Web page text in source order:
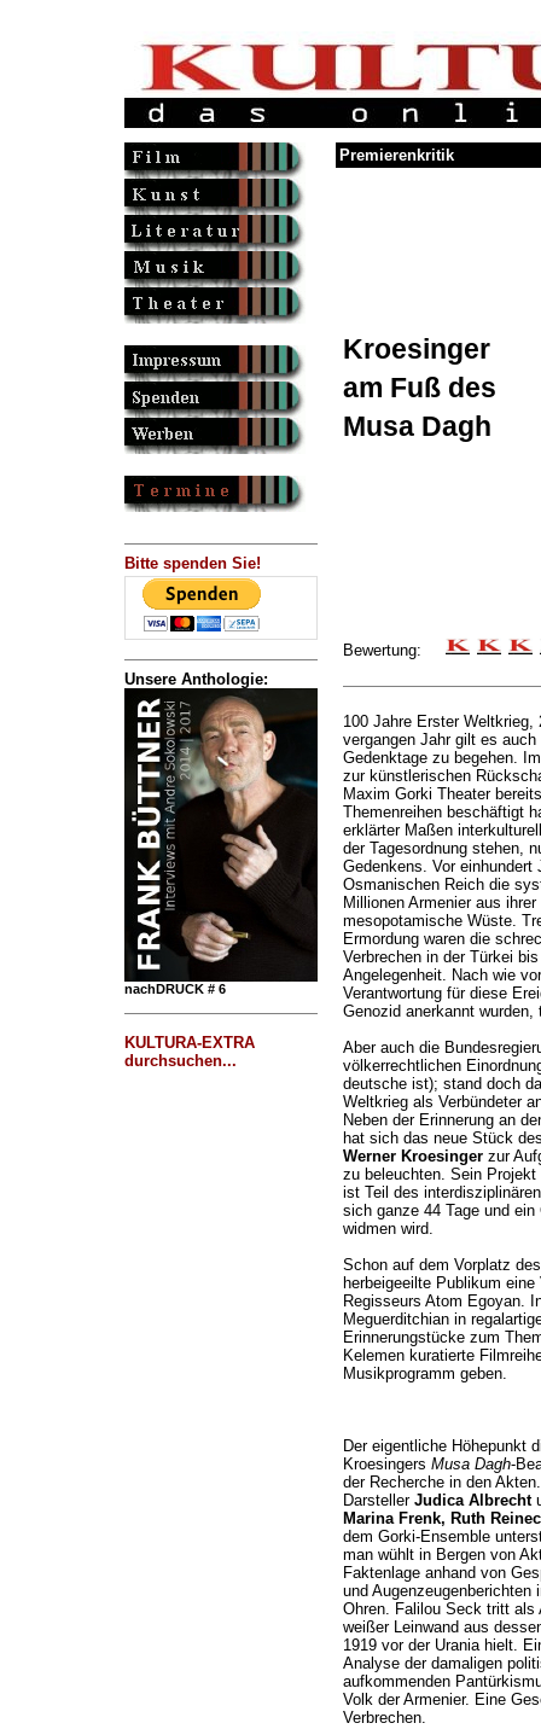
Bitte spenden Sie!
Unsere Anthologie:
nachDRUCK # 6
KULTURA-EXTRA
durchsuchen...
Premierenkritik
Kroesinger
am Fuß des
Musa Dagh
Bewertung:
100 Jahre Erster
vergangen Jahr gilt es
Gedenktage zu begehen.
zur künstlerischen
Maxim Gorki Theater
Themenreihen beschäftigt
erklärter Maßen
der Tagesordnung stehen,
Gedenkens. Vor einhundert
Osmanischen Reich die
Millionen Armenier aus
mesopotamische Wüste.
Ermordung waren die
Verbrechen in der Türkei
Angelegenheit. Nach wie
Verantwortung für diese
Genozid anerkannt
Aber auch die
völkerrechtlichen
deutsche ist); stand doch
Weltkrieg als Verbündeter
Neben der Erinnerung an
hat sich das neue Stück
Werner Kroesingerzur
zu beleuchten. Sein Projekt
ist Teil des
sich ganze 44 Tage und
widmen wird.
Schon auf dem Vorplatz
herbeigeeilte Publikum
Regisseurs Atom Egoyan.
Meguerditchian in
Erinnerungstücke zum
Kelemen kuratierte
Musikprogramm geben.
Der eigentliche Höhepunkt
Kroesingers Musa Dagh-
der Recherche in den
Darsteller Judica Albrecht
Marina Frenk, Ruth
dem Gorki-Ensemble
man wühlt in Bergen von
Faktenlage anhand von
und
Ohren. Falilou Seck tritt als
weißer Leinwand aus
1919 vor der Urania hielt.
Analyse der damaligen
aufkommenden
Volk der Armenier. Eine
Verbrechen.